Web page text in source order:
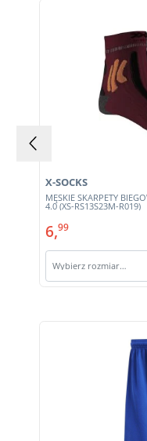
MĘSKIE SKARPETY
4.0 (XS-RS13S23M-R019)
X-SOCKS
6,99
Wybierz rozmiar…